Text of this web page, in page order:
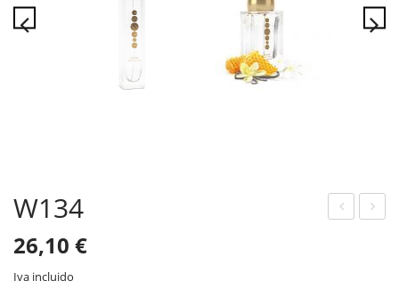
W134
26,10 €
Iva incluido